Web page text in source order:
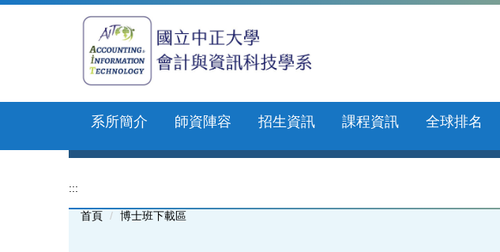
系所簡介 師資陣容 招生資訊 課程資訊 全球排名
:::
首頁 博士班下載區